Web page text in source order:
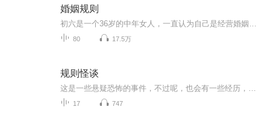
婚姻规则
80 17.5万
规则怪谈
17 747